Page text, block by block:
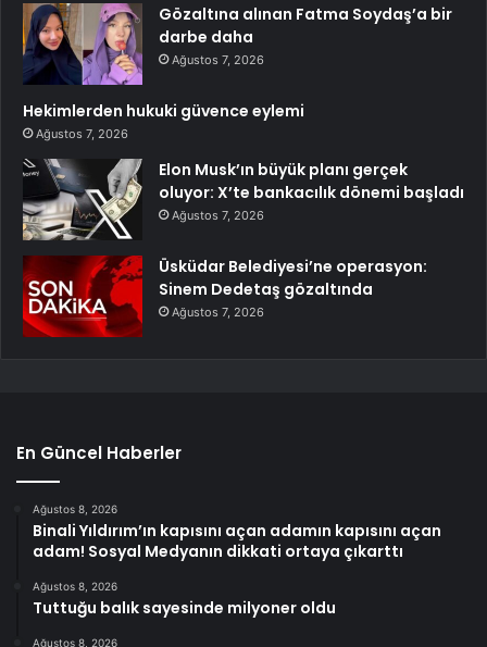
Gözaltına alınan Fatma Soydaş’a bir
darbe daha
Ağustos 7, 2026
Hekimlerden hukuki güvence eylemi
Ağustos 7, 2026
Elon Musk’ın büyük planı gerçek
oluyor: X’te bankacılık dönemi başladı
Ağustos 7, 2026
Üsküdar Belediyesi’ne operasyon:
Sinem Dedetaş gözaltında
Ağustos 7, 2026
En Güncel Haberler
Ağustos 8, 2026
Binali Yıldırım’ın kapısını açan adamın kapısını açan
adam! Sosyal Medyanın dikkati ortaya çıkarttı
Ağustos 8, 2026
Tuttuğu balık sayesinde milyoner oldu
Ağustos 8, 2026